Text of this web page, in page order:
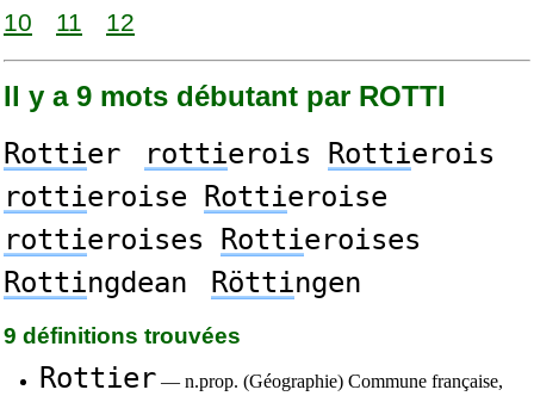
10
11 12
Il y a 9 mots débutant par ROTTI
Rottier rottierois Rottierois
rottieroise Rottieroise
rottieroises Rottieroises
Rottingdean Röttingen
9 définitions trouvées
Rottier — n.prop. (Géographie) Commune française,